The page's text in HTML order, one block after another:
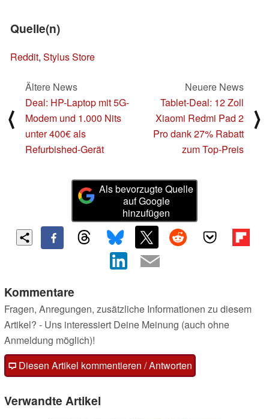
Quelle(n)
Reddit, Stylus Store
⟨
Ältere News
Deal: HP-Laptop mit 5G-
Modem und 1.000 Nits
unter 400€ als
Refurbished-Gerät
Neuere News
Tablet-Deal: 12 Zoll
Xiaomi Redmi Pad 2
Pro dank 27% Rabatt
zum Top-Preis
⟩
Als bevorzugte Quelle
auf Google
hinzufügen
Kommentare
Fragen, Anregungen, zusätzliche Informationen zu diesem
Artikel? - Uns interessiert Deine Meinung (auch ohne
Anmeldung möglich)!
Diesen Artikel kommentieren / Antworten
Verwandte Artikel